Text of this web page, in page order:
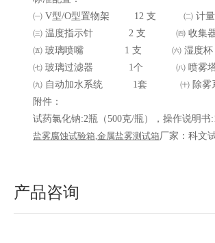
㈠ V型/O型置物架 12 支 ㈡
㈢ 温度指示针 2 支 ㈣
㈤ 玻璃喷嘴 1 支 ㈥ 湿
㈦ 玻璃过滤器 1个 ㈧
㈨ 自动加水系统 1套 ㈩ 除
附件：
试药氯化钠:2瓶（500克/瓶） ， 操作说明书
盐雾腐蚀试验箱,金属盐雾测试箱厂家：科文
产品咨询